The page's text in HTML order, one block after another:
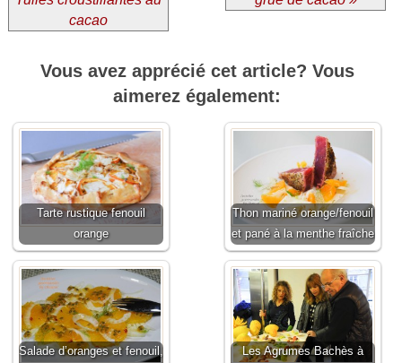
cacao
Vous avez apprécié cet article? Vous
aimerez également:
Tarte rustique fenouil
orange
Thon mariné orange/fenouil
et pané à la menthe fraîche
Salade d’oranges et fenouil,
Les Agrumes Bachès à